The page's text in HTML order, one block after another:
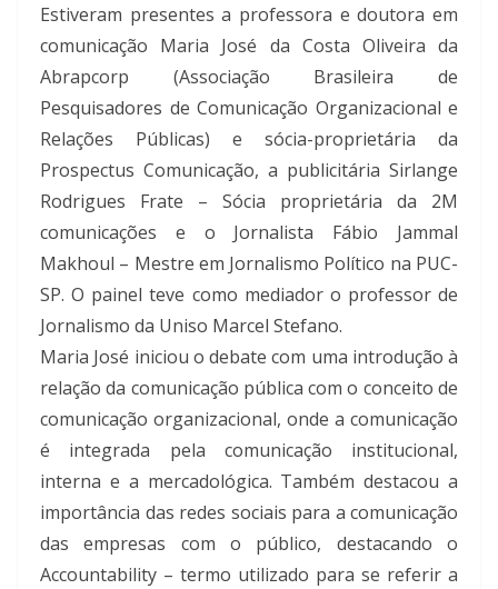
Estiveram presentes a professora e doutora em
comunicação Maria José da Costa Oliveira da
Abrapcorp (Associação Brasileira de
Pesquisadores de Comunicação Organizacional e
Relações Públicas) e sócia-proprietária da
Prospectus Comunicação, a publicitária Sirlange
Rodrigues Frate – Sócia proprietária da 2M
comunicações e o Jornalista Fábio Jammal
Makhoul – Mestre em Jornalismo Político na PUC-
SP. O painel teve como mediador o professor de
Jornalismo da Uniso Marcel Stefano.
Maria José iniciou o debate com uma introdução à
relação da comunicação pública com o conceito de
comunicação organizacional, onde a comunicação
é integrada pela comunicação institucional,
interna e a mercadológica. Também destacou a
importância das redes sociais para a comunicação
das empresas com o público, destacando o
Accountability – termo utilizado para se referir a